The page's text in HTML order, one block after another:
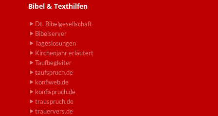
Bibel & Texthilfen
Dt. Bibelgesellschaft
Bibelserver
Tageslosungen
Kirchenjahr erläutert
Taufbegleiter
taufspruch.de
konfiweb.de
konfispruch.de
trauspruch.de
trauervers.de